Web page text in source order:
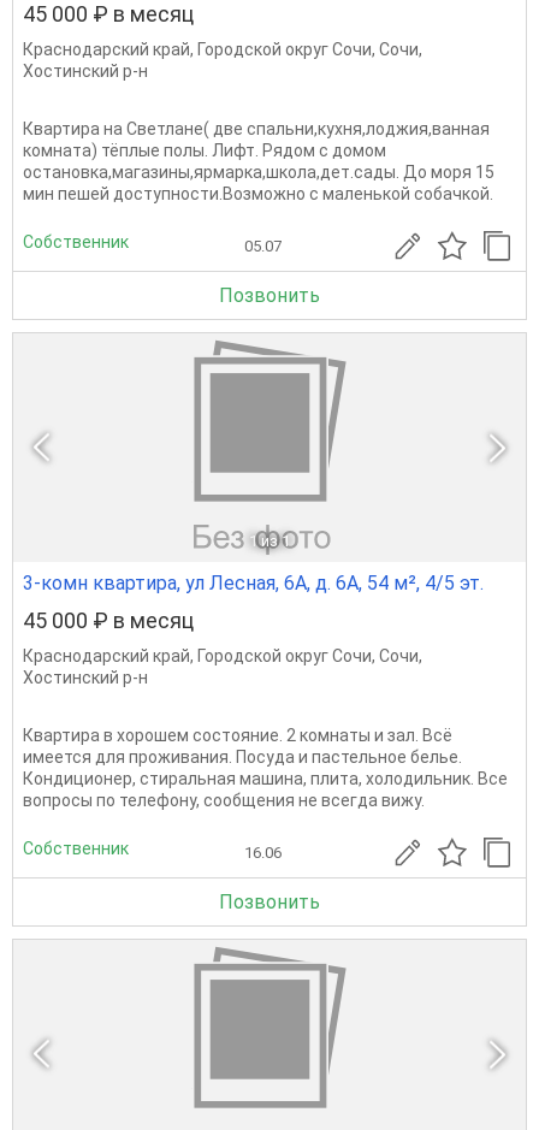
45 000 ₽ в месяц
Краснодарский край, Городской округ Сочи, Сочи,
Хостинский р-н
Квартира на Светлане( две спальни,кухня,лоджия,ванная
комната) тёплые полы. Лифт. Рядом с домом
остановка,магазины,ярмарка,школа,дет.сады. До моря 15
мин пешей доступности.Возможно с маленькой собачкой.
Собственник 05.07
Позвонить
1 из 1
3-комн квартира, ул Лесная, 6А, д. 6А, 54 м², 4/5 эт.
45 000 ₽ в месяц
Краснодарский край, Городской округ Сочи, Сочи,
Хостинский р-н
Квартира в хорошем состояние. 2 комнаты и зал. Всё
имеется для проживания. Посуда и пастельное белье.
Кондиционер, стиральная машина, плита, холодильник. Все
вопросы по телефону, сообщения не всегда вижу.
Собственник 16.06
Позвонить